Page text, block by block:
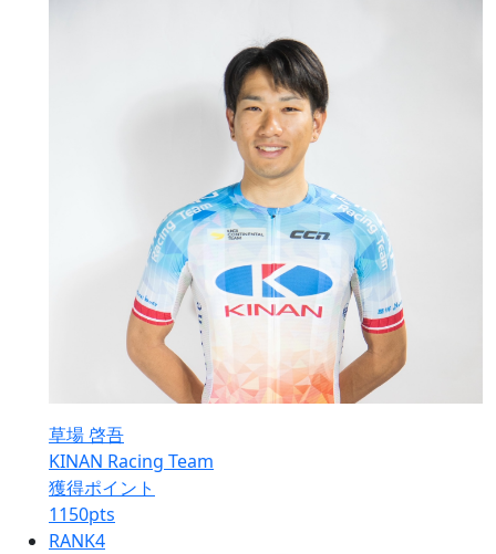
草場 啓吾
KINAN Racing Team
獲得ポイント
1150pts
RANK4